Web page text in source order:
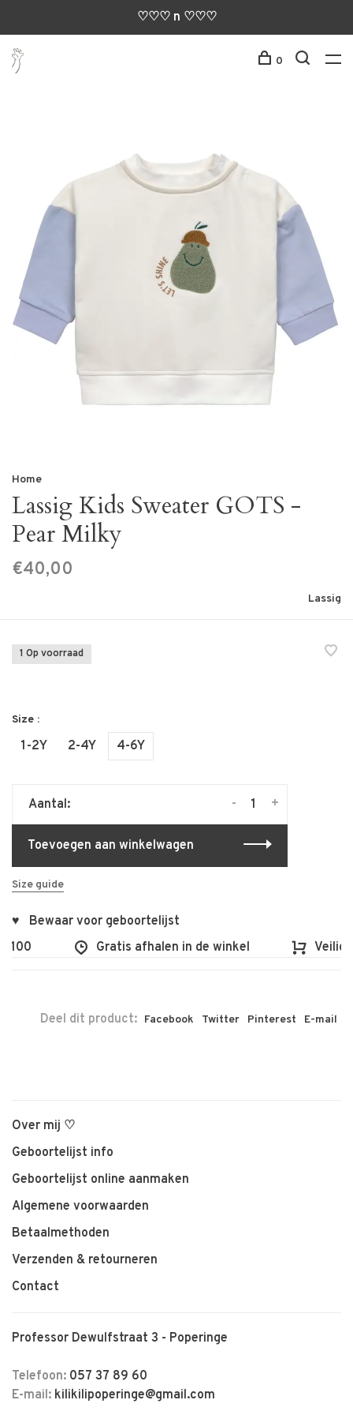
♡♡♡ n ♡♡♡
0
Home
Lassig Kids Sweater GOTS -
Pear Milky
€40,00
Lassig
1 Op voorraad
Size :
1-2Y 2-4Y 4-6Y
Aantal: +
-
Toevoegen aan winkelwagen
Size guide
♥ Bewaar voor geboortelijst
Gratis afhalen in de winkel Veilig
Deel dit product: Facebook Twitter Pinterest E-mail
Over mij ♡
Geboortelijst info
Geboortelijst online aanmaken
Algemene voorwaarden
Betaalmethoden
Verzenden & retourneren
Contact
Professor Dewulfstraat 3 - Poperinge
Telefoon: 057 37 89 60
E-mail: kilikilipoperinge@gmail.com